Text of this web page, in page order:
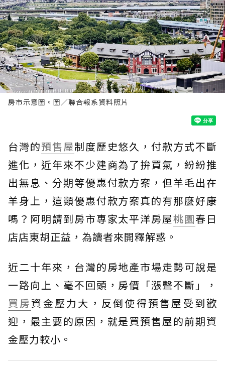
房市示意圖。圖／聯合報系資料照片
台灣的預售屋制度歷史悠久，付款方式不斷
進化，近年來不少建商為了拚買氣，紛紛推
出無息、分期等優惠付款方案，但羊毛出在
羊身上，這類優惠付款方案真的有那麼好康
嗎？阿明請到房市專家太平洋房屋桃園春日
店店東胡正益，為讀者來開釋解惑。
近二十年來，台灣的房地產市場走勢可說是
一路向上、毫不回頭，房價「漲聲不斷」，
買房資金壓力大，反倒使得預售屋受到歡
迎，最主要的原因，就是買預售屋的前期資
金壓力較小。